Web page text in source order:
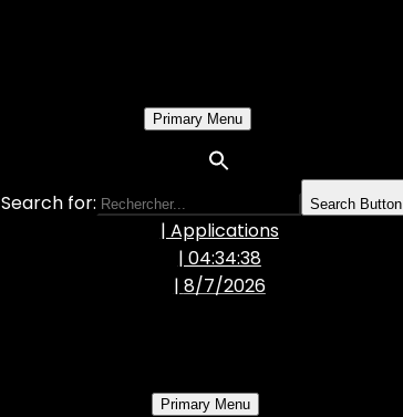
Primary Menu
Search for: Search Button
| Applications
| 04:34:39
| 8/7/2026
Primary Menu